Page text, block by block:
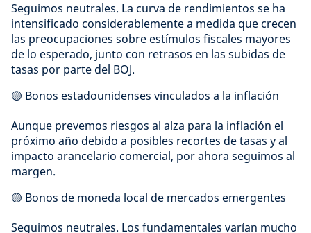
Seguimos neutrales. La curva de rendimientos se ha
intensificado considerablemente a medida que crecen
las preocupaciones sobre estímulos fiscales mayores
de lo esperado, junto con retrasos en las subidas de
tasas por parte del BOJ.
🟡 Bonos estadounidenses vinculados a la inflación
Aunque prevemos riesgos al alza para la inflación el
próximo año debido a posibles recortes de tasas y al
impacto arancelario comercial, por ahora seguimos al
margen.
🟡 Bonos de moneda local de mercados emergentes
Seguimos neutrales. Los fundamentales varían mucho